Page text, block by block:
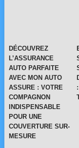
DÉCOUVREZ
L’ASSURANCE
AUTO PARFAITE
AVEC MON AUTO
ASSURE : VOTRE
COMPAGNON
INDISPENSABLE
POUR UNE
COUVERTURE SUR-
MESURE